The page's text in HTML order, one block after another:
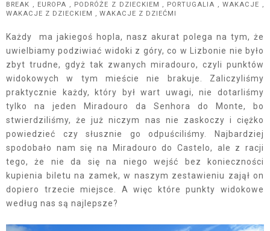
BREAK , EUROPA , PODRÓŻE Z DZIECKIEM , PORTUGALIA ,WAKACJE ,
WAKACJE Z DZIECKIEM , WAKACJE Z DZIEĆMI
Każdy ma jakiegoś hopla, nasz akurat polega na tym, że
uwielbiamy podziwiać widoki z góry, co w Lizbonie nie było
zbyt trudne, gdyż tak zwanych miradouro, czyli punktów
widokowych w tym mieście nie brakuje. Zaliczyliśmy
praktycznie każdy, który był wart uwagi, nie dotarliśmy
tylko na jeden Miradouro da Senhora do Monte, bo
stwierdziliśmy, że już niczym nas nie zaskoczy i ciężko
powiedzieć czy słusznie go odpuściliśmy. Najbardziej
spodobało nam się na Miradouro do Castelo, ale z racji
tego, że nie da się na niego wejść bez konieczności
kupienia biletu na zamek, w naszym zestawieniu zajął on
dopiero trzecie miejsce. A więc które punkty widokowe
według nas są najlepsze?